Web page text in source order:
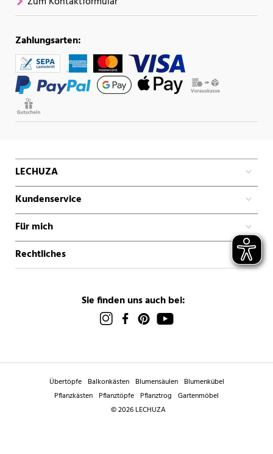
Zahlungsarten:
LECHUZA
Kundenservice
Für mich
Rechtliches
Sie finden uns auch bei:
Übertöpfe Balkonkästen Blumensäulen Blumenkübel
Pflanzkästen Pflanztöpfe Pflanztrog Gartenmöbel
© 2026 LECHUZA